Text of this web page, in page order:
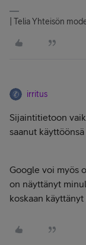
| Telia Yhteisön
irritus
Sijaintitietoon
saanut
Google voi myös
on näyttänyt
koskaan